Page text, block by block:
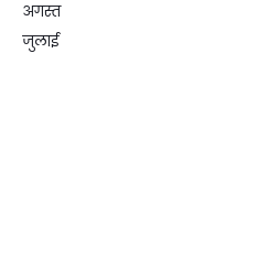
अगस्त
जुलाई